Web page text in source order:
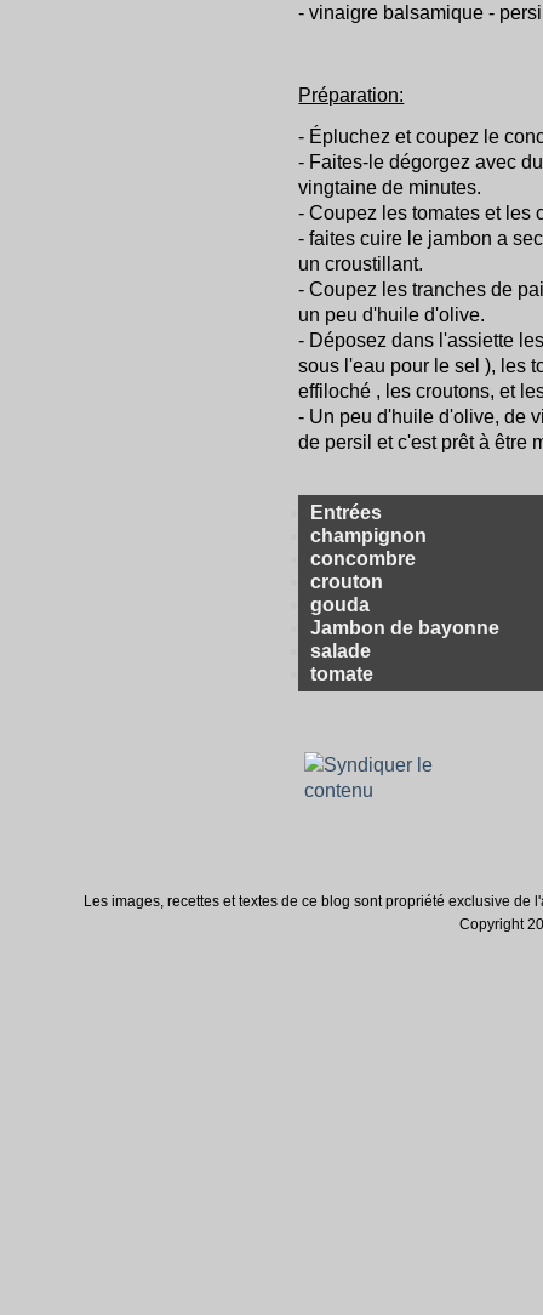
- vinaigre balsamique -
Préparation:
- Épluchez et coupez le
- Faites-le dégorgez avec
vingtaine de minutes.
- Coupez les tomates et les
- faites cuire le jambon a
un croustillant.
- Coupez les tranches de
un peu d'huile d'olive.
- Déposez dans l'assiette
sous l'eau pour le sel ), les
effiloché , les croutons, et
- Un peu d'huile d'olive, de
de persil et c'est prêt à être
Entrées
champignon
concombre
crouton
gouda
Jambon de bayonne
salade
tomate
Les images, recettes et textes de ce blog sont propriété exclusive
Copyright